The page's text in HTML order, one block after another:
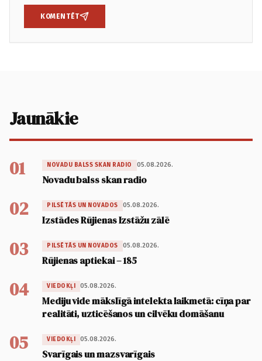
KOMENTĒT
Jaunākie
01 NOVADU BALSS SKAN RADIO 05.08.2026.
Novadu balss skan radio
02 PILSĒTĀS UN NOVADOS 05.08.2026.
Izstādes Rūjienas Izstāžu zālē
03 PILSĒTĀS UN NOVADOS 05.08.2026.
Rūjienas aptiekai – 185
04 VIEDOKĻI 05.08.2026.
Mediju vide mākslīgā intelekta laikmetā: cīņa par
realitāti, uzticēšanos un cilvēku domāšanu
05 VIEDOKĻI 05.08.2026.
Svarīgais un mazsvarīgais